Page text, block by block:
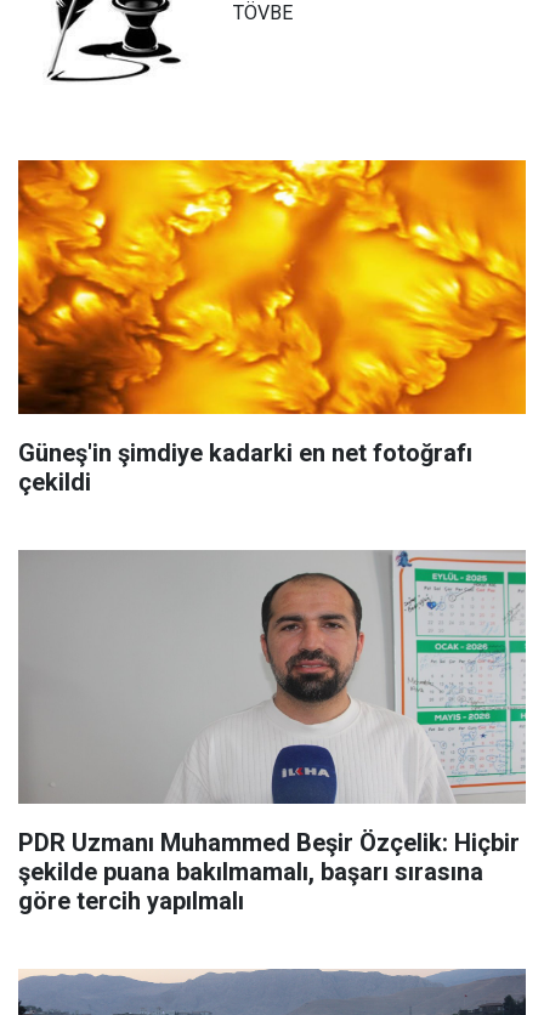
TÖVBE
Güneş'in şimdiye kadarki en net fotoğrafı
çekildi
PDR Uzmanı Muhammed Beşir Özçelik: Hiçbir
şekilde puana bakılmamalı, başarı sırasına
göre tercih yapılmalı